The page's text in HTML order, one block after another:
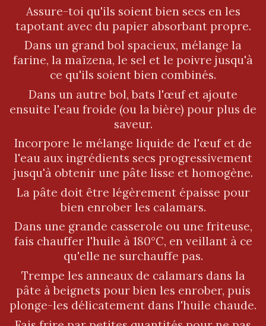
Assure-toi qu'ils soient bien secs en les
tapotant avec du papier absorbant propre.
Dans un grand bol spacieux, mélange la
farine, la maïzena, le sel et le poivre jusqu'à
ce qu'ils soient bien combinés.
Dans un autre bol, bats l'œuf et ajoute
ensuite l'eau froide (ou la bière) pour plus de
saveur.
Incorpore le mélange liquide de l'œuf et de
l'eau aux ingrédients secs progressivement
jusqu'à obtenir une pâte lisse et homogène.
La pâte doit être légèrement épaisse pour
bien enrober les calamars.
Dans une grande casserole ou une friteuse,
fais chauffer l'huile à 180°C, en veillant à ce
qu'elle ne surchauffe pas.
Trempe les anneaux de calamars dans la
pâte à beignets pour bien les enrober, puis
plonge-les délicatement dans l'huile chaude.